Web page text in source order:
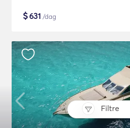
Filtre
$631 /dag